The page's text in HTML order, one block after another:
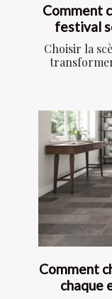
Comment
festival
Choisir la
Comment
chaque